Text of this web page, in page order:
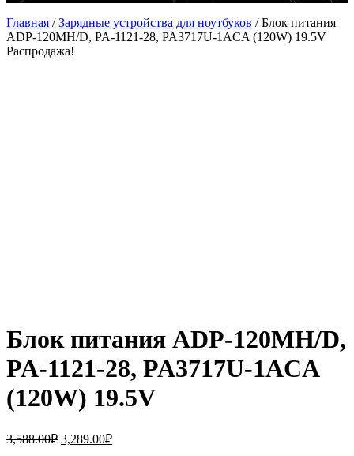
Главная /Зарядные устройства для ноутбуков /Блок питания
ADP-120MH/D, PA-1121-28, PA3717U-1ACA (120W) 19.5V
Распродажа!
Блок питания ADP-120MH/D,
PA-1121-28, PA3717U-1ACA
(120W) 19.5V
3,588.00₽ Первоначальная
3,289.00₽Текущая